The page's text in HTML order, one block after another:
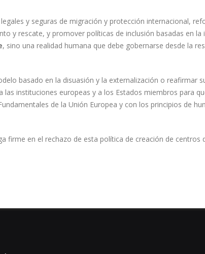
y seguras de migración y protección internacional,
y rescate, y promover políticas de inclusión basadas en la
, sino una realidad humana que debe gobernarse desde la
basado en la disuasión y la externalización o reafirmar
las instituciones europeas y a los Estados miembros para
de la Unión Europea y con los principios de
firme en el rechazo de esta política de creación de centros